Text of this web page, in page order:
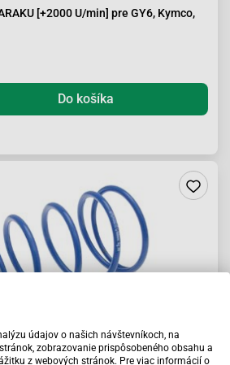
[+2000 U/min] pre GY6, Kymco,
Do košíka
údajov o našich návštevníkoch, na
zobrazovanie prispôsobeného obsahu a
z webových stránok. Pre viac informácií o